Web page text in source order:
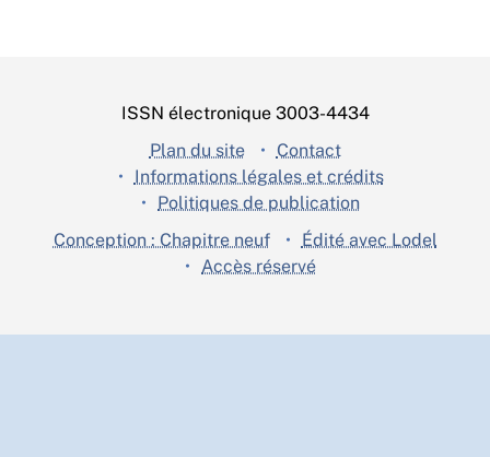
ISSN électronique 3003-4434
Plan du site
Contact
Informations légales et crédits
Politiques de publication
Conception : Chapitre neuf
Édité avec Lodel
Accès réservé